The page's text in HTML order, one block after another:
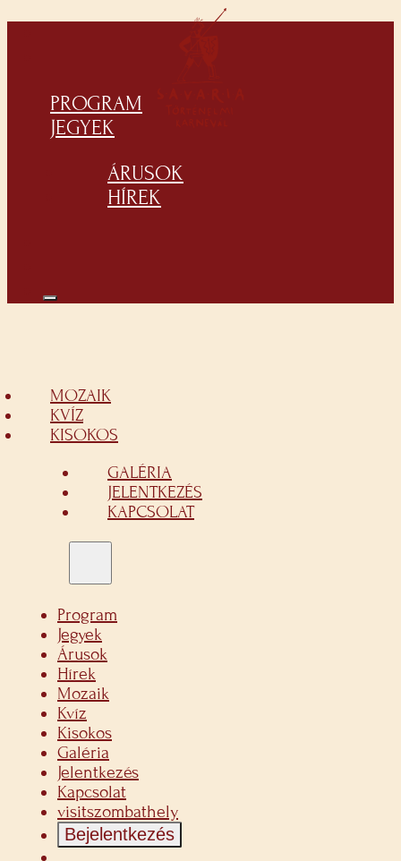
PROGRAM
JEGYEK
ÁRUSOK
HÍREK
MOZAIK
KVÍZ
KISOKOS
GALÉRIA
JELENTKEZÉS
KAPCSOLAT
Program
Jegyek
Árusok
Hírek
Mozaik
Kvíz
Kisokos
Galéria
Jelentkezés
Kapcsolat
visitszombathely
Bejelentkezés